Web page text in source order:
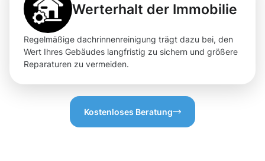
Werterhalt der Immobilie
Regelmäßige dachrinnenreinigung trägt dazu bei, den
Wert Ihres Gebäudes langfristig zu sichern und größere
Reparaturen zu vermeiden.
Kostenloses Beratung